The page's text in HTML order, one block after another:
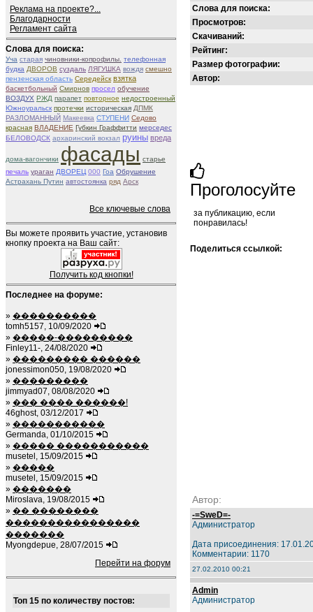
Реклама на проекте?...
Благодарности
Регламент сайта
Слова для поиска:
Уча старая чиновники-копрофилы. телефонная
будка ДВОРОВ суздаль ЛЯГУШКА вождя смешно
пензенская область Середейск взятка
баскетбольный Смирнов просел обучение
ВОЗДУХ РЖД парапет повторное недостроенный
Южноуральск протечки историческая ДПМК
РАЗЛОМАННЫЙ Макеевка СТУПЕНИ Седово
красная ВЛАДЕНИЕ Губкин Граффитти мерседес
БЕЛОВОДСК архаринский вокзал руины вреда
дома-вагончики фасады старье
печаль ураган ДВОРЕЦ 000 Гоа Обрушение
Астрахань Путин автостоянка ряд Арск
Все ключевые слова
Вы можете проявить участие, установив
кнопку проекта на Ваш сайт:
Получить код кнопки!
Последнее на форуме:
» ����������
tomh5157, 10/09/2020
» �����-���������
Finley11-, 24/08/2020
» ��������� ������
jonessimon050, 19/08/2020
» ���������
jimmyad07, 08/08/2020
» ��� ���� ������!
46ghost, 03/12/2017
» �����������
Germanda, 01/10/2015
» ����� �����������
musetel, 15/09/2015
» �����
musetel, 15/09/2015
» �������
Miroslava, 19/08/2015
» �� ��������
����������������
�������
Myongdepue, 28/07/2015
Перейти на форум
Топ 15 по количеству постов:
Слова для поиска:
Просмотров:
Скачиваний:
Рейтинг:
Размер фотографии:
Автор:
Проголосуйте
за публикацию, если
понравилась!
Поделиться ссылкой:
Автор:
-=SweD=-
Администратор
Дата присоединения:
Комментарии: 1170
27.02.2010 00:21
Admin
Администратор